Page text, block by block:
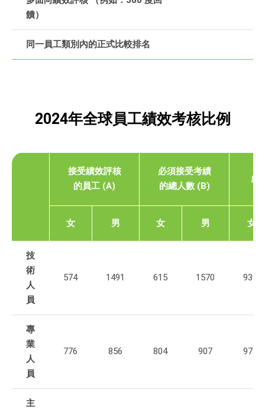
饋）
同一員工類別內的正式比較排名
2024年全球員工績效考核比例
接受績效評核
的員工 (A)
必須接受考績
的總人數 (B)
績
女 男 女 男 女
技
術
人
員
574 1491 615 1570 93%
專
業
人
員
776 856 804 907 97%
主